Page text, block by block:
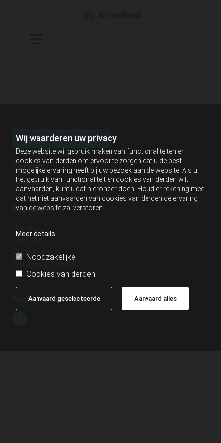
Wij waarderen uw privacy
Deze website wil gebruik maken van functionaliteiten en
cookies van derden om ervoor te zorgen dat u de best
mogelijke ervaring heeft bij uw bezoek aan de website. Als u
het gebruik van functionaliteit en cookies van derden wilt
aanvaarden, kunt u dat hieronder doen. Houd er rekening mee
dat het niet aanvaarden van cookies van derden de ervaring
van de website zal verstoren.
Meer details
Noodzakelijke
Cookies van derden
Aanvaard geselecteerde Aanvaard alles
Contact
info@lvanliberaal.nl
Pagina's
Over ons
Opiniestukjes
Stuur je opiniestuk in
Privacybeleid
Social media